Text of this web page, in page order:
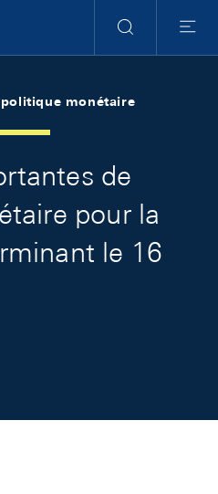
RechercheMenu
monétaire
de
pour la
le 16